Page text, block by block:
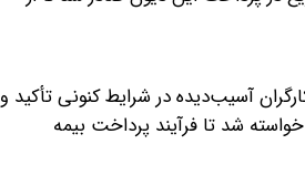
آسیب‌دیده در شرایط کنونی تأکید و
شد تا فرآیند پرداخت بیمه